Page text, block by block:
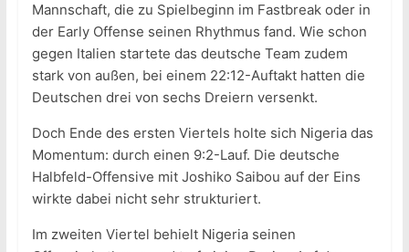
Mannschaft, die zu Spielbeginn im Fastbreak oder in
der Early Offense seinen Rhythmus fand. Wie schon
gegen Italien startete das deutsche Team zudem
stark von außen, bei einem 22:12-Auftakt hatten die
Deutschen drei von sechs Dreiern versenkt.
Doch Ende des ersten Viertels holte sich Nigeria das
Momentum: durch einen 9:2-Lauf. Die deutsche
Halbfeld-Offensive mit Joshiko Saibou auf der Eins
wirkte dabei nicht sehr strukturiert.
Im zweiten Viertel behielt Nigeria seinen